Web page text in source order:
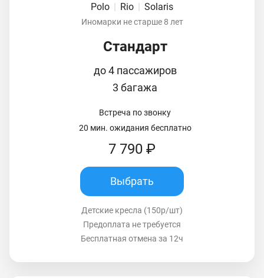
Polo | Rio | Solaris
Иномарки не старше 8 лет
Стандарт
до 4 пассажиров
3 багажа
Встреча по звонку
20 мин. ожидания бесплатно
7 790 ₽
Выбрать
Детские кресла (150р/шт)
Предоплата не требуется
Бесплатная отмена за 12ч